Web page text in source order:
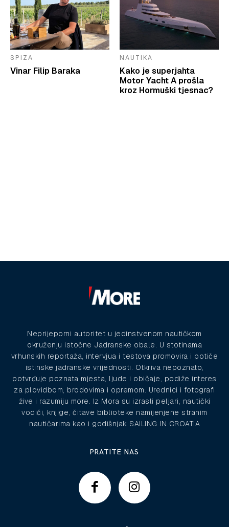
SPIZA
Vinar Filip Baraka
NAUTIKA
Kako je superjahta
Motor Yacht A prošla
kroz Hormuški tjesnac?
Neprijeporni autoritet u jedinstvenom nautičkom
okruženju istočne Jadranske obale. U stotinama
vrhunskih reportaža, intervjua i testova promovira i potiče
istinske jadranske vrijednosti. Otkriva nepoznato,
potvrđuje poznata mjesta, ljude i običaje, podiže interes
za plovidbom, brodovima i opremom. Urednici i fotografi
žive i razumiju more. Iz Mora su izrasli peljari, nautički
vodiči, knjige, čitave biblioteke namijenjene stranim
nautičarima kao i godišnjak SAILING IN CROATIA
PRATITE NAS